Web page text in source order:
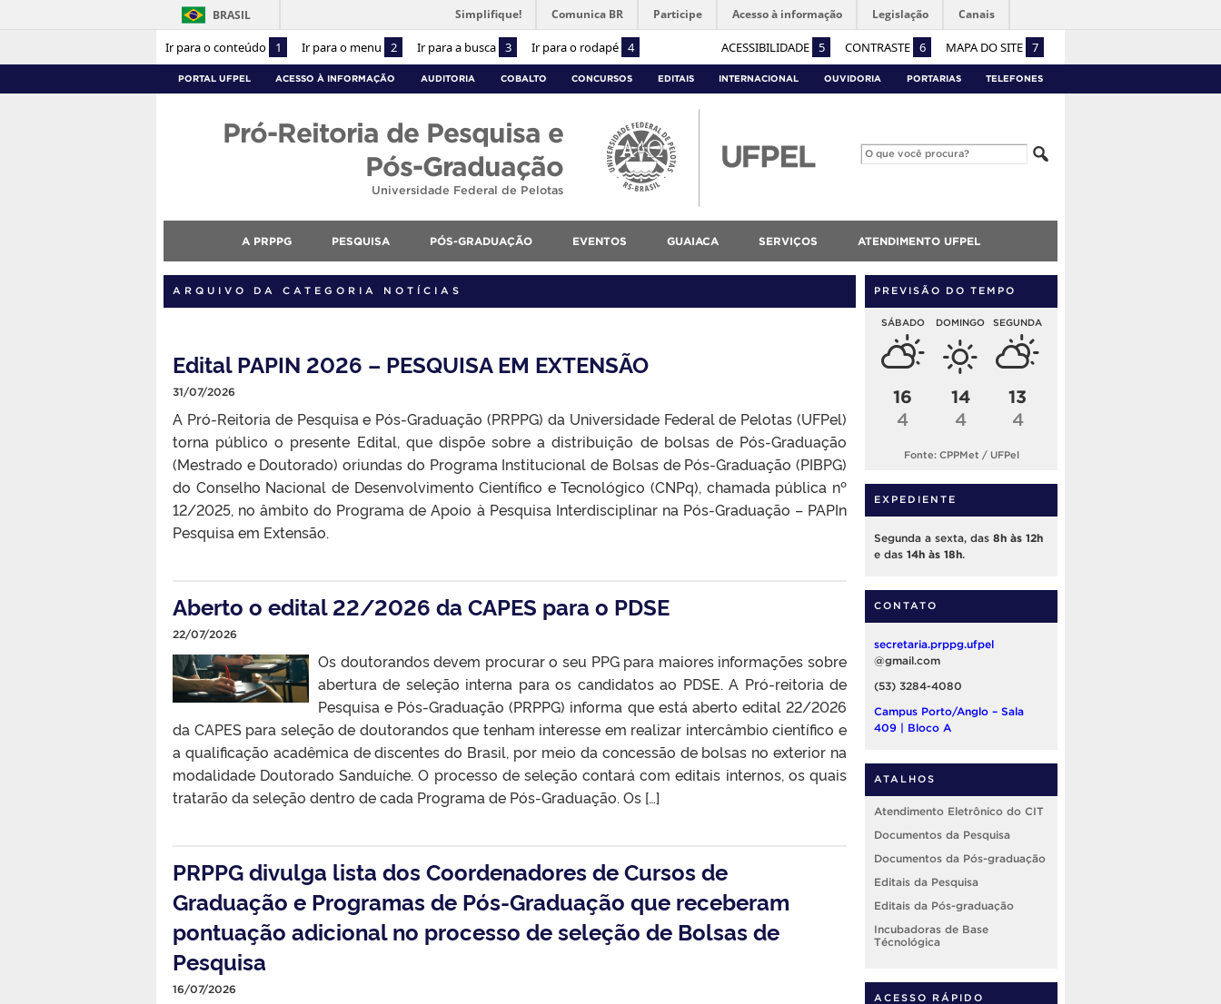
Ir para o conteúdo 1 Ir para o menu 2 Ir para a busca 3 Ir para o rodapé 4 ACESSIBILIDADE 5 CONTRASTE 6 MAPA DO SITE 7
BRASIL Simplifique! Comunica BR Participe Acesso à informação Legislação Canais
PORTAL UFPEL ACESSO À INFORMAÇÃO AUDITORIA COBALTO CONCURSOS EDITAIS INTERNACIONAL OUVIDORIA PORTARIAS TELEFONES
Pró-Reitoria de Pesquisa e
Pós-Graduação
Universidade Federal de Pelotas
A PRPPG PESQUISA PÓS-GRADUAÇÃO EVENTOS GUAIACA SERVIÇOS ATENDIMENTO UFPEL
ARQUIVO DA CATEGORIA NOTÍCIAS
Edital PAPIN 2026 – PESQUISA EM EXTENSÃO
31/07/2026
A Pró-Reitoria de Pesquisa e Pós-Graduação (PRPPG) da Universidade Federal de Pelotas (UFPel)
torna público o presente Edital, que dispõe sobre a distribuição de bolsas de Pós-Graduação
(Mestrado e Doutorado) oriundas do Programa Institucional de Bolsas de Pós-Graduação (PIBPG)
do Conselho Nacional de Desenvolvimento Científico e Tecnológico (CNPq), chamada pública nº
12/2025, no âmbito do Programa de Apoio à Pesquisa Interdisciplinar na Pós-Graduação – PAPIn
Pesquisa em Extensão.
Aberto o edital 22/2026 da CAPES para o PDSE
22/07/2026
Os doutorandos devem procurar o seu PPG para maiores informações sobre
abertura de seleção interna para os candidatos ao PDSE. A Pró-reitoria de
Pesquisa e Pós-Graduação (PRPPG) informa que está aberto edital 22/2026
da CAPES para seleção de doutorandos que tenham interesse em realizar intercâmbio científico e
a qualificação acadêmica de discentes do Brasil, por meio da concessão de bolsas no exterior na
modalidade Doutorado Sanduíche. O processo de seleção contará com editais internos, os quais
tratarão da seleção dentro de cada Programa de Pós-Graduação. Os […]
PRPPG divulga lista dos Coordenadores de Cursos de
Graduação e Programas de Pós-Graduação que receberam
pontuação adicional no processo de seleção de Bolsas de
Pesquisa
16/07/2026
PREVISÃO DO TEMPO
SÁBADO
16
4
DOMINGO
14
4
SEGUNDA
13
4
Fonte: CPPMet / UFPel
EXPEDIENTE
Segunda a sexta, das 8h às 12h
e das 14h às 18h
CONTATO
secretaria.prppg.ufpel
@gmail.com
(53) 3284-4080
Campus Porto/Anglo – Sala
409 | Bloco A
ATALHOS
Atendimento Eletrônico do CIT
Documentos da Pesquisa
Documentos da Pós-graduação
Editais da Pesquisa
Editais da Pós-graduação
Incubadoras de Base
Técnológica
ACESSO RÁPIDO